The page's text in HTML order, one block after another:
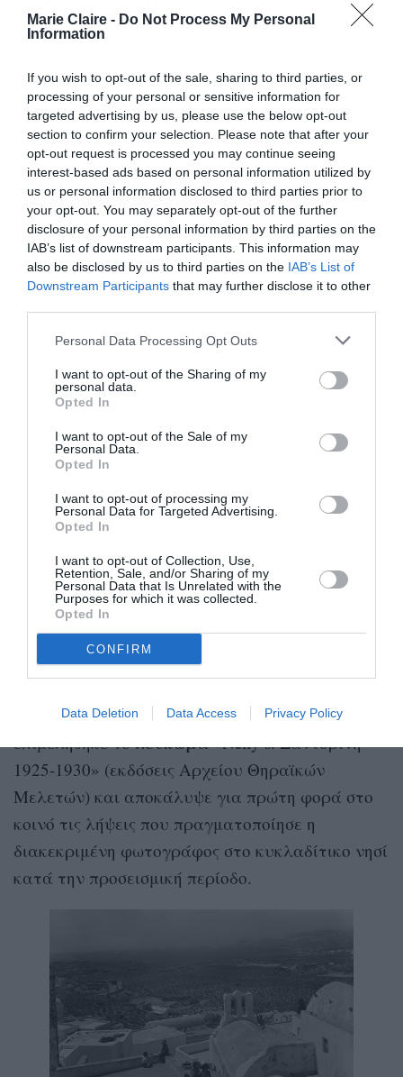
Marie Claire - Do Not Process My Personal
Information
If you wish to opt-out of the sale, sharing to third parties, or
processing of your personal or sensitive information for
targeted advertising by us, please use the below opt-out
section to confirm your selection. Please note that after your
opt-out request is processed you may continue seeing
interest-based ads based on personal information utilized by
us or personal information disclosed to third parties prior to
your opt-out. You may separately opt-out of the further
disclosure of your personal information by third parties on the
IAB’s list of downstream participants. This information may
also be disclosed by us to third parties on the IAB’s List of
Downstream Participants that may further disclose it to other
Personal Data Processing Opt Outs
I want to opt-out of the Sharing of my
personal data.
Opted In
I want to opt-out of the Sale of my
Personal Data.
Opted In
I want to opt-out of processing my
Personal Data for Targeted Advertising.
Opted In
I want to opt-out of Collection, Use,
Retention, Sale, and/or Sharing of my
Personal Data that Is Unrelated with the
Purposes for which it was collected.
Opted In
CONFIRM
Data Deletion Data Access Privacy Policy
δρομάκια, οι τρούλοι των εκκλησιών αλλά και η
πρωταγωνιστούν στις συνθέσεις της.
Ηανθρώπινη παρουσίαείναι τόσο
διακριτική, ώστε οι οικισμοί φαντάζουν έρημοι.
Οι λιγοστέςηλικιωμένεςγυναίκες και τα
παιδιάπου εμφανίζονται στις φωτογραφίες της
έχουν τοποθετηθεί σκηνογραφικά
εξυπηρετώντας την εικονογραφική της γραφή.
Σχεδόν εκατό χρόνια αργότερα, οι εικόνες (σε
σύγχρονες ψηφιακές εκτυπώσεις) επιστρέφουν
στον τόπο δημιουργίας τους και συνδιαλέγονται
με ένα διαφορετικό πια νησιωτικό χώρο.
Η ανθρώπινη παρουσία είναι τόσο
διακριτική, ώστε οι οικισμοί
φαντάζουν έρημοι. Οι λιγοστές
ηλικιωμένες γυναίκες και τα παιδιά
της έχουν τοποθετηθεί σκηνογραφικά
εξυπηρετώντας την εικονογραφική της
γραφή.
Η Έλλη Σουγιουλτζόγλου-Σεραϊδάρη
παραχώρησε το φωτογραφικό της έργο στο
αργότερα, ο συλλέκτηςΔημήτρης Τσίτουρας
επιμελήθηκε τολεύκωμα«Nelly’s. Σαντορίνη
1925-1930» (εκδόσεις Αρχείου Θηραϊκών
Μελετών) και αποκάλυψε για πρώτη φορά στο
κοινό τις λήψεις που πραγματοποίησε η
διακεκριμένη φωτογράφος στο κυκλαδίτικο νησί
κατά την προσεισμική περίοδο.